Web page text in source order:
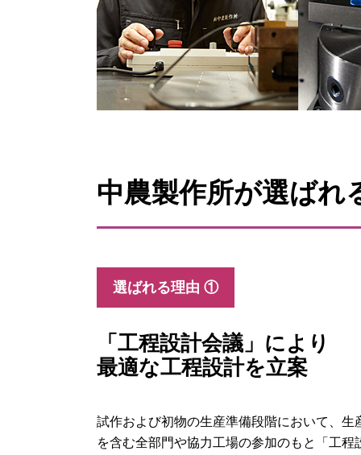
中農製作所が選ばれ
選ばれる理由 ①
「工程設計会議」により
最適な工程設計を立案
試作および初物の生産準備段階において、生
を含む全部門や協力工場の参加のもと「工程